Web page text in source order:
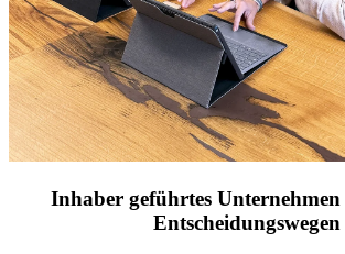
Inhaber geführtes
Entscheidungswegen